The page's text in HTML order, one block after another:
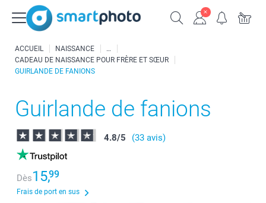
ACCUEIL
NAISSANCE
CADEAU DE NAISSANCE POUR FRÈRE ET SŒUR
GUIRLANDE DE FANIONS
Guirlande de fanions
4.8/5 (33 avis)
Dès15,99
Frais de port en sus